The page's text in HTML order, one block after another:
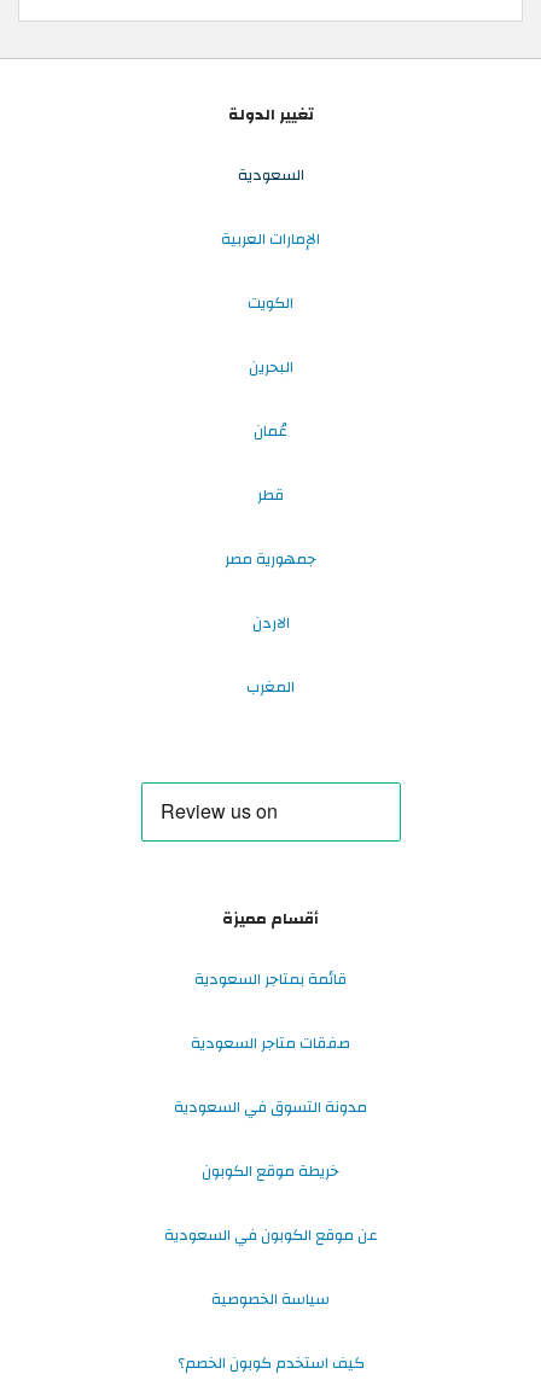
تغيير الدولة
السعودية
الإمارات العربية
الكويت
البحرين
عُمان
قطر
جمهورية مصر
الاردن
المغرب
أقسام مميزة
قائمة بمتاجر السعودية
صفقات متاجر السعودية
مدونة التسوق في السعودية
خريطة موقع الكوبون
عن موقع الكوبون في السعودية
سياسة الخصوصية
كيف استخدم كوبون الخصم؟